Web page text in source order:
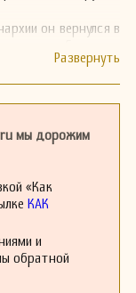
он вернулся в
в Уайтхолле
в 1668 году.
от собора
был похоронен в
аббатства, однако
с бархатными
«Шаблон
«превосходный
мы дорожим
«Как
КАК
и
обратной